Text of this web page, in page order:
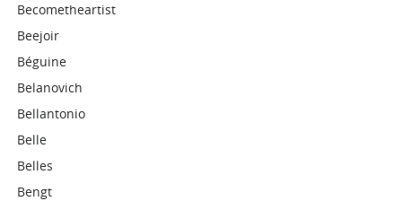
Becometheartist
Beejoir
Béguine
Belanovich
Bellantonio
Belle
Belles
Bengt